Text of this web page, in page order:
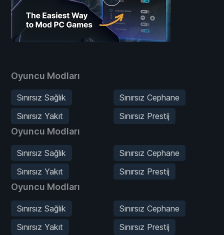
Oyuncu Modları
Sınırsız Sağlık
Sınırsız Cephane
Sınırsız Yakıt
Sınırsız Prestij
Oyuncu Modları
Sınırsız Sağlık
Sınırsız Cephane
Sınırsız Yakıt
Sınırsız Prestij
Oyuncu Modları
Sınırsız Sağlık
Sınırsız Cephane
Sınırsız Yakıt
Sınırsız Prestij